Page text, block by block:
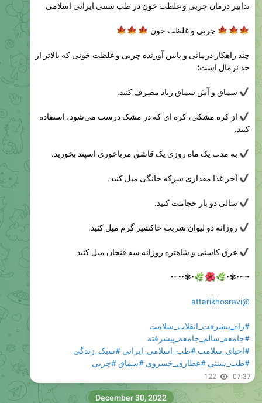
تدابیر درمان چربی و غلظت خون در طب سنتی ایرانی اسلامی
چربی و غلظت خون
🍁
🍁
🍁
چند راهکار درمانی و پایین آورنده چربی و غلظت خونی که بالاتر از
حد نرمال است؛
سماق و آش سماق زیاد مصرف کنید.
از کره مشکی، کره ای که در مشک درست می‌شود، استفاده
کنید.
به مدت یک ماه روزی یک قاشق مرباخوری اسپند بخورید.
آخر غذا مقداری سرکه خانگی میل کنید.
سالی دو بار حجامت کنید.
روزانه دو لیوان شربت خاکشیر گرم میل کنید.
عرق كاسنی و شاهتره روزانه سه فنجان ميل كنيد.
•┈••✾•
•✾••┈•
@attarikhosravi
#راه_پیشرفت_انقلاب_سلامت
#جامعه_سالم_جامعه_پیشرفته
#احیای_سلامت #طب_اسلامی_ایرانی #سبک_زندگی
#طب_سنتی #عطاری_خسروی #سماق#چربی
122 07:37
December 30, 2022